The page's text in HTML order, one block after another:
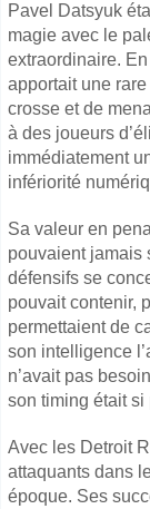
Pavel Datsyuk
magie avec le
extraordinaire.
apportait une
crosse et de
à des joueurs
immédiatement
infériorité
Sa valeur en
pouvaient jamais
défensifs se
pouvait contenir,
permettaient de
son intelligence
n’avait pas
son timing était si
Avec les Detroit
attaquants dans
époque. Ses